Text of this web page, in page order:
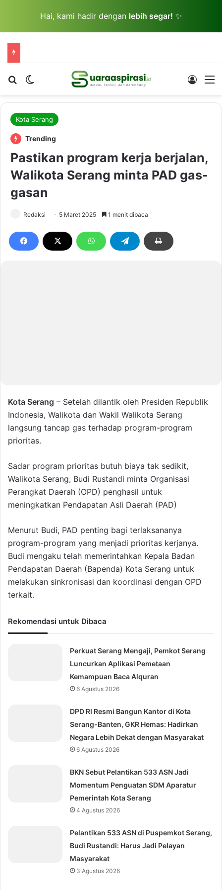
Hai, kami hadir dengan lebih segar! ✨
Cari berita...Switch skin Log In
Kota Serang
Trending
Pastikan program kerja berjalan,
Walikota Serang minta PAD gas-
gasan
Redaksi 5 Maret 2025 1 menit dibaca
Kota Serang – Setelah dilantik oleh Presiden Republik
Indonesia, Walikota dan Wakil Walikota Serang
langsung tancap gas terhadap program-program
prioritas.
Sadar program prioritas butuh biaya tak sedikit,
Walikota Serang, Budi Rustandi minta Organisasi
Perangkat Daerah (OPD) penghasil untuk
meningkatkan Pendapatan Asli Daerah (PAD)
Menurut Budi, PAD penting bagi terlaksananya
program-program yang menjadi prioritas kerjanya.
Budi mengaku telah memerintahkan Kepala Badan
Pendapatan Daerah (Bapenda) Kota Serang untuk
melakukan sinkronisasi dan koordinasi dengan OPD
terkait.
Rekomendasi untuk Dibaca
Perkuat Serang Mengaji, Pemkot Serang
Luncurkan Aplikasi Pemetaan
Kemampuan Baca Alquran
6 Agustus 2026
DPD RI Resmi Bangun Kantor di Kota
Serang-Banten, GKR Hemas: Hadirkan
Negara Lebih Dekat dengan Masyarakat
6 Agustus 2026
BKN Sebut Pelantikan 533 ASN Jadi
Momentum Penguatan SDM Aparatur
Pemerintah Kota Serang
4 Agustus 2026
Pelantikan 533 ASN di Puspemkot Serang,
Budi Rustandi: Harus Jadi Pelayan
Masyarakat
3 Agustus 2026